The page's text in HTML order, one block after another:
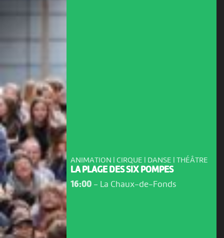
ANIMATION | CIRQUE | DANSE | THÉÂTRE
LA PLAGE DES SIX POMPES
16:00- La Chaux-de-Fonds